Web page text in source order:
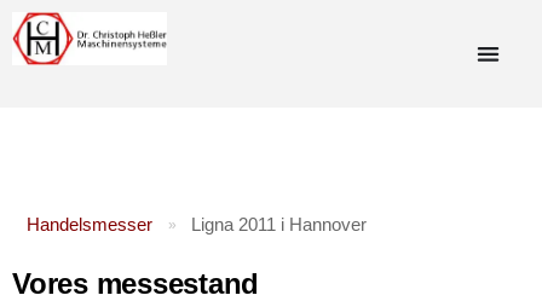
Handelsmesser » Ligna 2011 i Hannover
Vores messestand